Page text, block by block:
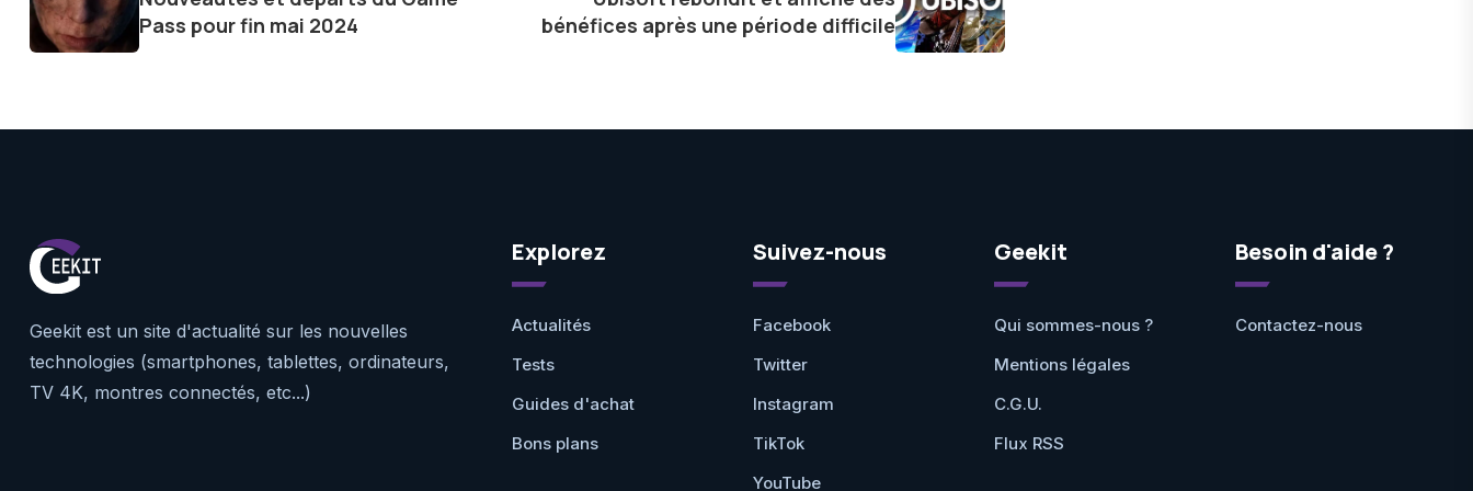
le futur numérique nous réserve.
Pass pour fin mai 2024
bénéfices après une période difficile
Geekit est un site d'actualité sur les nouvelles
technologies (smartphones, tablettes, ordinateurs,
TV 4K, montres connectés, etc...)
Explorez
Actualités
Tests
Guides d'achat
Bons plans
Suivez-nous
Facebook
Twitter
Instagram
TikTok
YouTube
Geekit
Qui sommes-nous ?
Mentions légales
C.G.U.
Flux RSS
Besoin d'aide ?
Contactez-nous